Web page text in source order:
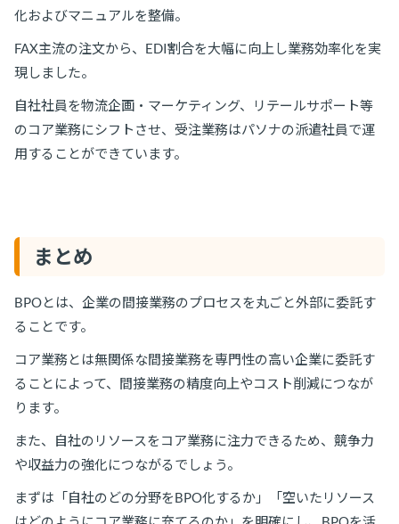
化およびマニュアルを整備。
FAX主流の注文から、EDI割合を大幅に向上し業務効率化を実
現しました。
自社社員を物流企画・マーケティング、リテールサポート等
のコア業務にシフトさせ、受注業務はパソナの派遣社員で運
用することができています。
まとめ
BPOとは、企業の間接業務のプロセスを丸ごと外部に委託す
ることです。
コア業務とは無関係な間接業務を専門性の高い企業に委託す
ることによって、間接業務の精度向上やコスト削減につなが
ります。
また、自社のリソースをコア業務に注力できるため、競争力
や収益力の強化につながるでしょう。
まずは「自社のどの分野をBPO化するか」「空いたリソース